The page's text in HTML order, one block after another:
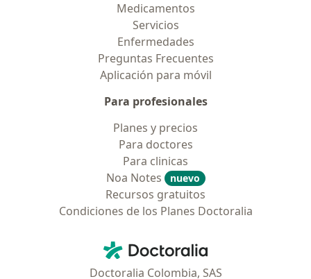
Medicamentos
Servicios
Enfermedades
Preguntas Frecuentes
Aplicación para móvil
Para profesionales
Planes y precios
Para doctores
Para clinicas
Noa Notes
nuevo
Recursos gratuitos
Condiciones de los Planes Doctoralia
Doctoralia - Página de inicio
Doctoralia Colombia, SAS